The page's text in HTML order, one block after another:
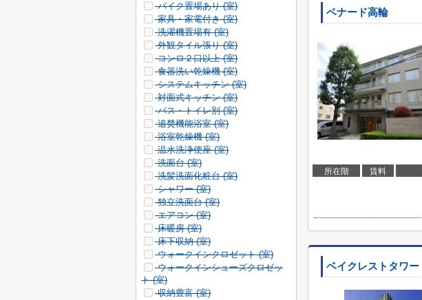
ベナード高輪
所在階 賃料
ベイクレストタワー
バイク置場あり (室)
家具・家電付き (室)
洗濯機置場有 (室)
外観タイル張り (室)
コンロ２口以上 (室)
食器洗い乾燥機 (室)
システムキッチン (室)
対面式キッチン (室)
バス・トイレ別 (室)
追焚機能浴室 (室)
浴室乾燥機 (室)
温水洗浄便座 (室)
洗面台 (室)
洗髪洗面化粧台 (室)
シャワー (室)
独立洗面台 (室)
エアコン (室)
床暖房 (室)
床下収納 (室)
ウォークインクロゼット (室)
ウォークインシューズクロゼッ
ト (室)
収納豊富 (室)